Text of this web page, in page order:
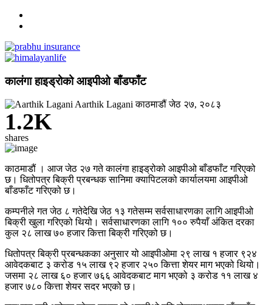
कालंगा हाइड्रोको आइपीओ बाँडफाँट
Aarthik Laganiकाठमाडौंजेठ २७, २०८३
1.2K
shares
काठमाडौं । आज जेठ २७ गते कालंगा हाइड्रोको आइपीओ बाँडफाँट गरिएको
छ। धितोपत्र बिक्री प्रबन्धक सानिमा क्यापिटलको कार्यालयमा आइपीओ
बाँडफाँट गरिएको छ।
कम्पनीले गत जेठ ८ गतेदेखि जेठ १३ गतेसम्म सर्वसाधारणका लागि आइपीओ
बिक्री खुला गरिएको थियो। सर्वसाधारणका लागि १०० रुपैयाँ अंकित दरका
कुल २८ लाख ७० हजार कित्ता बिक्री गरिएको छ।
धितोपत्र बिक्री प्रबन्धकका अनुसार यो आइपीओमा २९ लाख १ हजार ९२४
आवेदकबाट ३ करोड १५ लाख ९२ हजार २५० कित्ता शेयर माग भएको थियो।
जसमा २८ लाख ६० हजार ७६६ आवेदकबाट माग भएको ३ करोड ११ लाख ४
हजार ७८० कित्ता शेयर सदर भएको छ।